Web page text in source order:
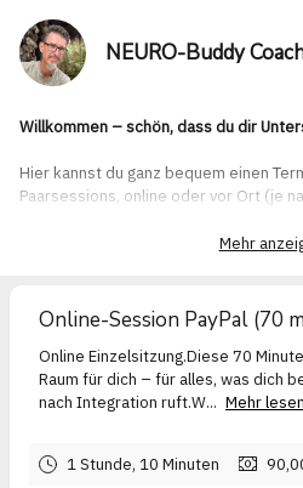
NEURO-Buddy
Willkommen – schön, dass du dir
Hier kannst du ganz bequem einen
Paarsessions, online oder vor Ort (je
Meine Begleitung ist traumasensibel,
deinem Nervensystem zu schließen,
emotionale Selbstregulation zu stärken.
Bitte wähle einen Termin, der dir
und danach –, damit die Session in
kann.
Stück zu begleiten.
Mehr
Online-Session PayPal (70
Online Einzelsitzung.Diese 70
Raum für dich – für alles, was dich
nach Integration ruft.W... Mehr lesen
1 Stunde, 10 Minuten